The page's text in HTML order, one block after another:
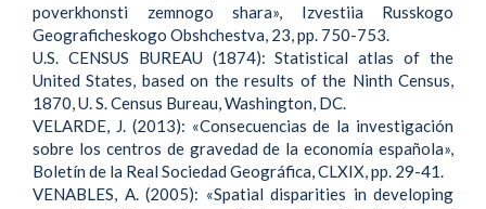
poverkhonsti zemnogo shara», Izvestiia Russkogo
Geograficheskogo Obshchestva, 23, pp. 750-753.
U.S. CENSUS BUREAU (1874): Statistical atlas of the
United States, based on the results of the Ninth Census,
1870, U. S. Census Bureau, Washington, DC.
VELARDE, J. (2013): «Consecuencias de la investigación
sobre los centros de gravedad de la economía española»,
Boletín de la Real Sociedad Geográfica, CLXIX, pp. 29-41.
VENABLES, A. (2005): «Spatial disparities in developing